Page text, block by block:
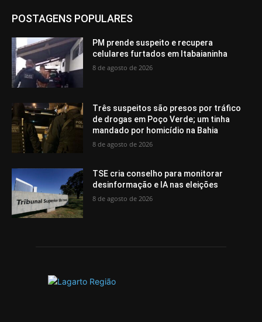
POSTAGENS POPULARES
PM prende suspeito e recupera
celulares furtados em Itabaianinha
8 de agosto de 2026
Três suspeitos são presos por tráfico
de drogas em Poço Verde; um tinha
mandado por homicídio na Bahia
8 de agosto de 2026
TSE cria conselho para monitorar
desinformação e IA nas eleições
8 de agosto de 2026